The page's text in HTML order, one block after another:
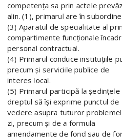
competenţa sa prin actele
alin. (1), primarul are în
(3) Aparatul de specialitate al
compartimente funcţionale
personal contractual.
(4) Primarul conduce instituţiile
precum şi serviciile publice de
interes local.
(5) Primarul participă la şedinţele
dreptul să îşi exprime punctul de
vedere asupra tuturor
zi, precum şi de a formula
amendamente de fond sau de